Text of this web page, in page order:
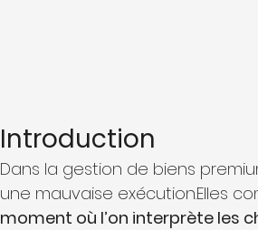
Introduction
Dans la gestion de biens
une mauvaise exécution.Elles
moment où l’on interprète les